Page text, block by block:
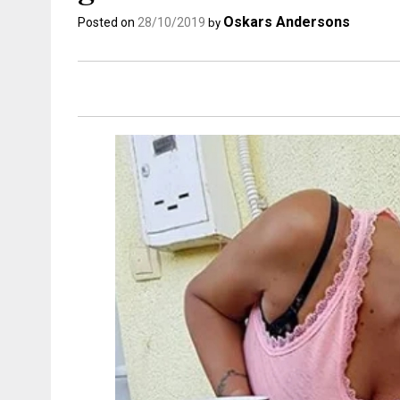
Posted on 28/10/2019 by Oskars Andersons